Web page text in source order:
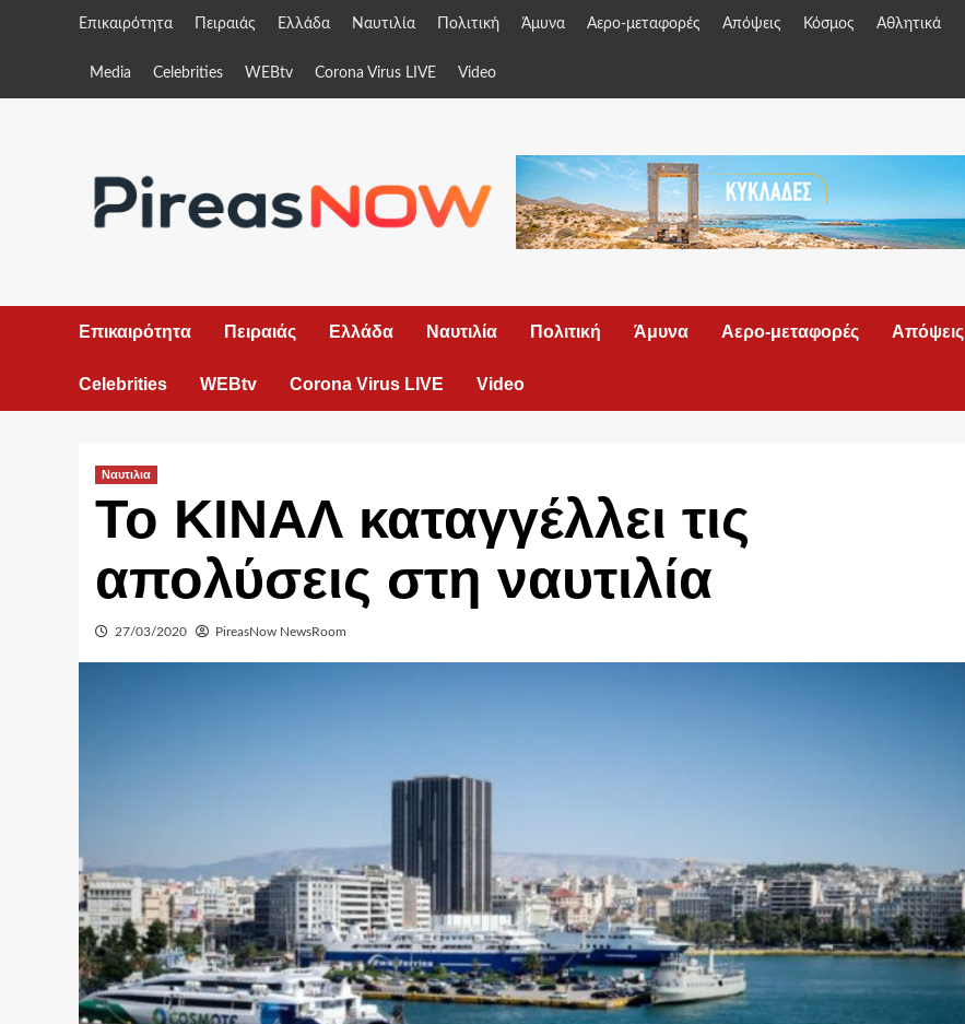
Επικαιρότητα Πειραιάς Ελλάδα Ναυτιλία Πολιτική Άμυνα Αερο-μεταφορές Απόψεις Κόσμος Αθλητικά
Media Celebrities WEBtv Corona Virus LIVE Video
Επικαιρότητα Πειραιάς Ελλάδα Ναυτιλία Πολιτική Άμυνα Αερο-μεταφορές Απόψεις
Celebrities WEBtv Corona Virus LIVE Video
Ναυτιλια
Το ΚΙΝΑΛ καταγγέλλει τις
απολύσεις στη ναυτιλία
27/03/2020 PireasNow NewsRoom